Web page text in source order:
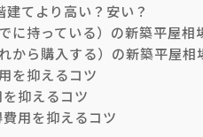
てより高い？安い？
に持っている）の新築平屋相
から購入する）の新築平屋相
を抑えるコツ
抑えるコツ
用を抑えるコツ